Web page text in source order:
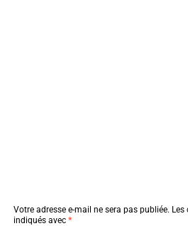
Votre adresse e-mail ne sera pas publiée. Les
indiqués avec *